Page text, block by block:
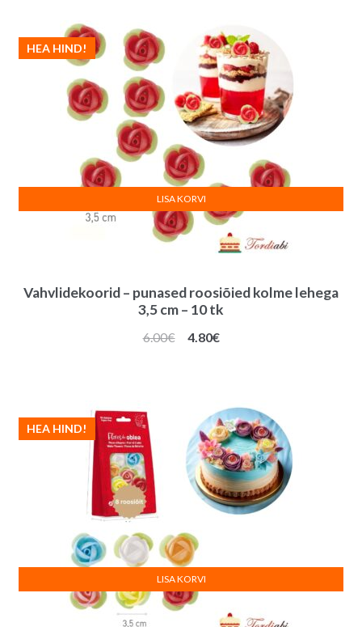
Vahvlidekoorid – punased roosiõied kolme lehega
3,5 cm – 10 tk
HEA HIND!
6.00€
Algne
4.80€Praegune
LISA KORVI
HEA HIND!
LISA KORVI